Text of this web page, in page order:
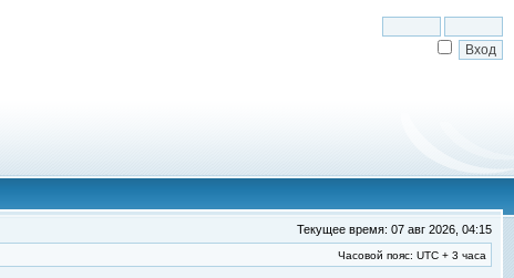
Текущее время: 07 авг 2026, 04:15
Часовой пояс: UTC + 3 часа